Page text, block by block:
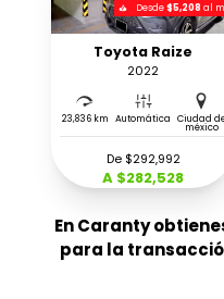
Desde$5,208 al
Toyota Raize
2022
23,836 km Automática Ciudad
méxico
De $292,992
A $282,528
En Caranty
para la